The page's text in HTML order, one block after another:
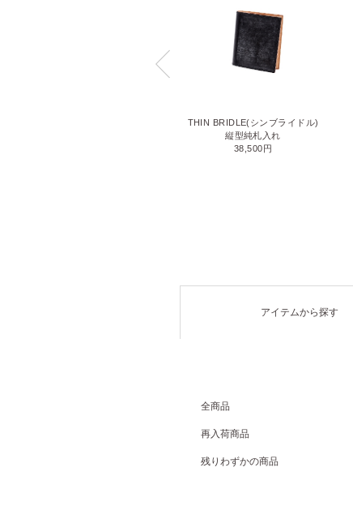
THIN BRIDLE(シンブライドル)
縦型純札入れ
38,500円
アイテムから探す
全商品
再入荷商品
残りわずかの商品